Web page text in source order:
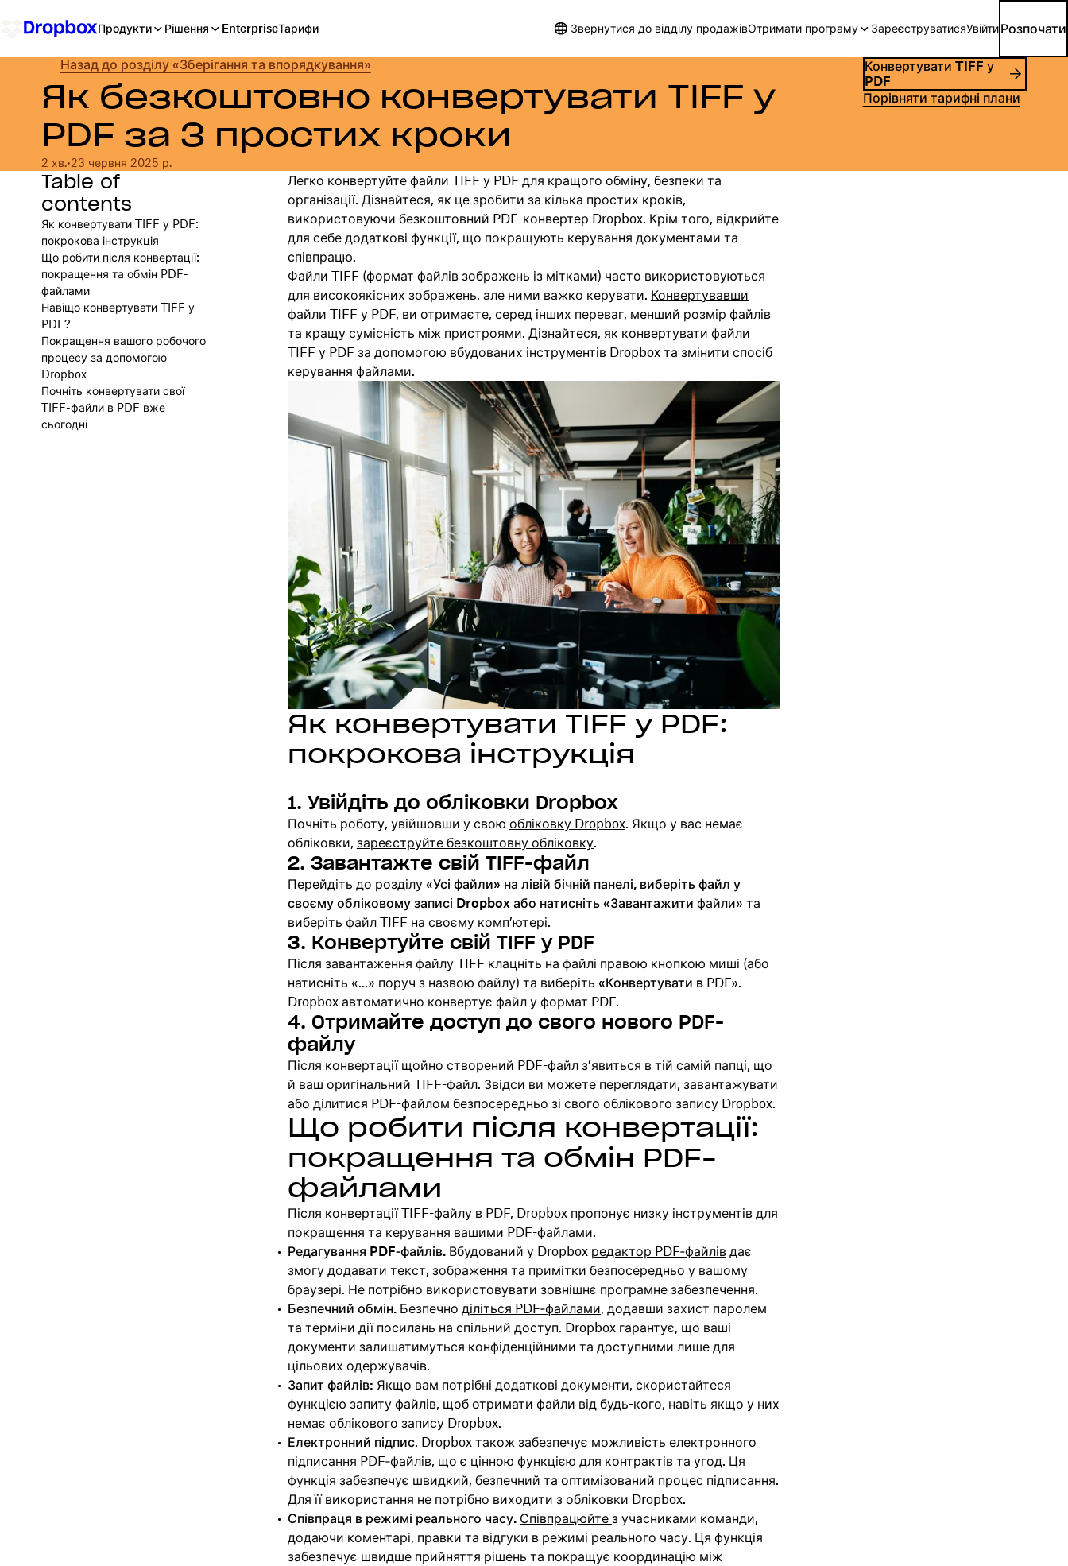
Продукти Рішення EnterpriseТарифи Звернутися до відділу продажівОтримати програму ЗареєструватисяУвійтиРозпочати
Назад до розділу «Зберігання та впорядкування»
Як безкоштовно конвертувати TIFF у
PDF за 3 простих кроки
2 хв.•23 червня 2025 р.
Конвертувати TIFF у
PDF
Порівняти тарифні плани
Table of
contents
Як конвертувати TIFF у PDF:
покрокова інструкція
Що робити після конвертації:
покращення та обмін PDF-
файлами
Навіщо конвертувати TIFF у
PDF?
Покращення вашого робочого
процесу за допомогою
Dropbox
Почніть конвертувати свої
TIFF-файли в PDF вже
сьогодні
Легко конвертуйте файли TIFF у PDF для кращого обміну, безпеки та
організації. Дізнайтеся, як це зробити за кілька простих кроків,
використовуючи безкоштовний PDF-конвертер Dropbox. Крім того, відкрийте
для себе додаткові функції, що покращують керування документами та
співпрацю.
Файли TIFF (формат файлів зображень із мітками) часто використовуються
для високоякісних зображень, але ними важко керувати. Конвертувавши
файли TIFF у PDF, ви отримаєте, серед інших переваг, менший розмір файлів
та кращу сумісність між пристроями. Дізнайтеся, як конвертувати файли
TIFF у PDF за допомогою вбудованих інструментів Dropbox та змінити спосіб
керування файлами.
Як конвертувати TIFF у PDF:
покрокова інструкція
1. Увійдіть до обліковки Dropbox
Почніть роботу, увійшовши у свою обліковку Dropbox. Якщо у вас немає
обліковки, зареєструйте безкоштовну обліковку.
2. Завантажте свій TIFF-файл
Перейдіть до розділу «Усі файли» на лівій бічній панелі, виберіть файл у
своєму обліковому записі Dropbox або натисніть «Завантажити файли» та
виберіть файл TIFF на своєму комп’ютері.
3. Конвертуйте свій TIFF у PDF
Після завантаження файлу TIFF клацніть на файлі правою кнопкою миші (або
натисніть «...» поруч з назвою файлу) та виберіть «Конвертувати вPDF».
Dropbox автоматично конвертує файл у формат PDF.
4. Отримайте доступ до свого нового PDF-
файлу
Після конвертації щойно створений PDF-файл з’явиться в тій самій папці, що
й ваш оригінальний TIFF-файл. Звідси ви можете переглядати, завантажувати
або ділитися PDF-файлом безпосередньо зі свого облікового запису Dropbox.
Що робити після конвертації:
покращення та обмін PDF-
файлами
Після конвертації TIFF-файлу в PDF, Dropbox пропонує низку інструментів для
покращення та керування вашими PDF-файлами.
Редагування PDF‑файлів.Вбудований у Dropbox редактор PDF‑файлівдає
змогу додавати текст, зображення та примітки безпосередньо у вашому
браузері. Не потрібно використовувати зовнішнє програмне забезпечення.
Безпечний обмін.Безпечно діліться PDF‑файлами, додавши захист паролем
та терміни дії посилань на спільний доступ. Dropbox гарантує, що ваші
документи залишатимуться конфіденційними та доступними лише для
цільових одержувачів.
Запит файлів: Якщо вам потрібні додаткові документи, скористайтеся
функцією запиту файлів, щоб отримати файли від будь-кого, навіть якщо у них
немає облікового запису Dropbox.
Електронний підпис. Dropbox також забезпечує можливість електронного
підписання PDF‑файлів, що є цінною функцією для контрактів та угод. Ця
функція забезпечує швидкий, безпечний та оптимізований процес підписання.
Для її використання не потрібно виходити з обліковки Dropbox.
Співпраця в режимі реального часу. Співпрацюйте з учасниками команди,
додаючи коментарі, правки та відгуки в режимі реального часу. Ця функція
забезпечує швидше прийняття рішень та покращує координацію між